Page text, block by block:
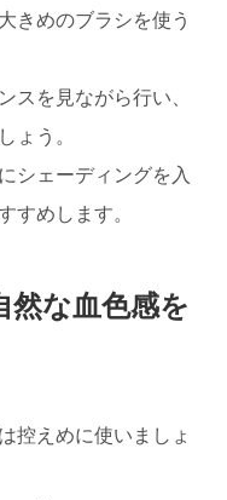
きめのブラシを使う
スを見ながら行い、
ょう。
シェーディングを入
すめします。
然な血色感を
控えめに使いましょ